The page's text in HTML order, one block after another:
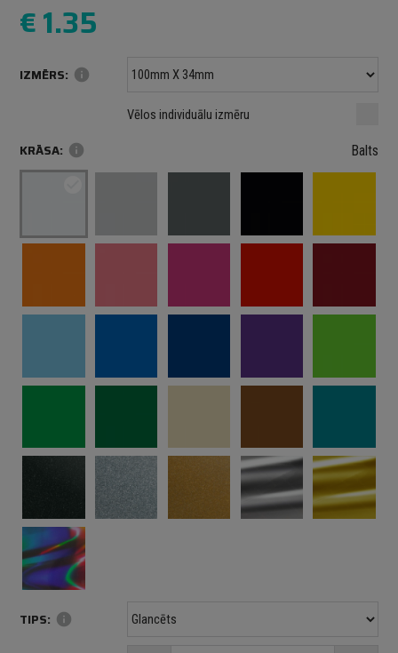
€1.35
IZMĒRS: info
mm mm
Maksimālais izmērs: 1000 mm
Vēlos individuālu izmēru
KRĀSA: info Balts
TIPS: info